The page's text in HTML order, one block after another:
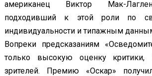
американец Виктор Мак-
подходивший к этой роли по
индивидуальности и типажным
Вопреки предсказаниям
только высокую оценку критики,
зрителей. Премию «Оскар»